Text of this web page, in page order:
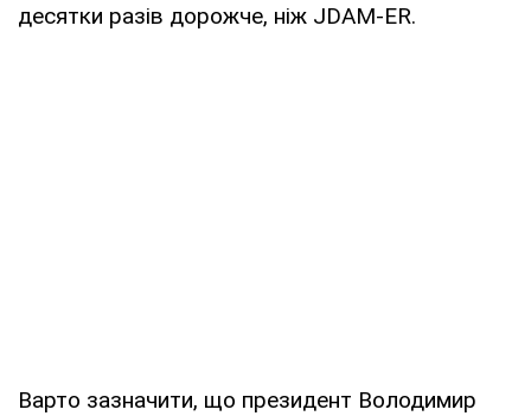
десятки разів дорожче, ніж JDAM-ER.
Варто зазначити, що президент Володимир